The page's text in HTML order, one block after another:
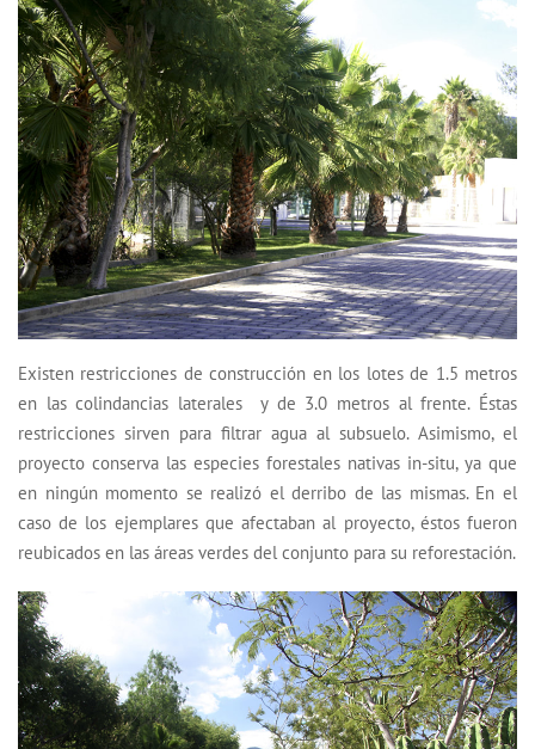
Existen restricciones de construcción en los lotesde 1.5 metros
en las colindancias laterales y de 3.0 metros al frente. Éstas
restricciones sirven para filtrar agua al subsuelo. Asimismo, el
proyecto conserva las especies forestales nativas in-situ, ya que
en ningún momento se realizó el derribo de las mismas. En el
caso de los ejemplares que afectaban al proyecto, éstos fueron
reubicados en las áreas verdes del conjunto para su reforestación.